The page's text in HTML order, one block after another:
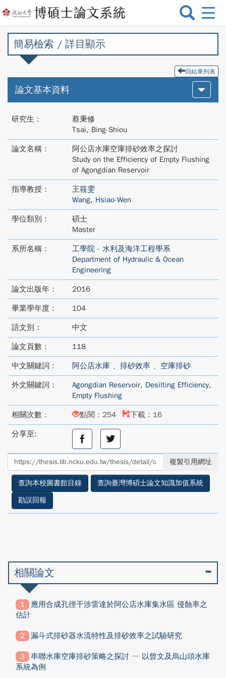
選
切
簡易檢索 / 詳目顯示
回結果列表
論文基本資料
研究生：
蔡秉修
Tsai, Bing-Shiou
論文名稱：
阿公店水庫空庫排砂效率之探討
Study on the Efficiency of Empty Flushing
of Agongdian Reservoir
指導教授：
王筱雯
Wang, Hsiao-Wen
學位類別：
碩士
Master
系所名稱：
工學院 - 水利及海洋工程學系
Department of Hydraulic & Ocean
Engineering
論文出版年： 2016
畢業學年度： 104
語文別： 中文
論文頁數： 118
中文關鍵詞： 阿公店水庫 、 排砂效率 、 空庫排砂
外文關鍵詞： Agongdian Reservoir, Desilting Efficiency,
Empty Flushing
相關次數： 點閱：254 下載：16
分享至:
分
至
facebook
分
享
至
twitter
複製引用網址
查詢本校圖書館目錄
查詢臺灣博碩士論文知識加值系統
勘誤回報
相關論文
應用合成孔徑干涉雷達於阿公店水庫集水區 侵蝕率之
估計
漏斗式排砂器水流特性及排砂效率之試驗研究
串聯水庫空庫排砂策略之探討 ─ 以曾文及烏山頭水庫
系統為例